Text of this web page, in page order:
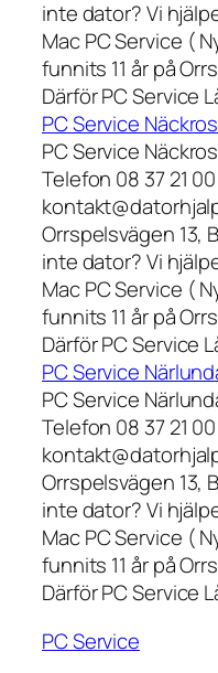
inte dator? Vi
Mac PC Service (
funnits 11 år på
Därför PC Service
PC Service
PC Service
Telefon 08 37 21
Orrspelsvägen 13,
inte dator? Vi
Mac PC Service (
funnits 11 år på
Därför PC Service
PC Service
PC Service
Telefon 08 37 21
Orrspelsvägen 13,
inte dator? Vi
Mac PC Service (
funnits 11 år på
Därför PC Service
PC Service